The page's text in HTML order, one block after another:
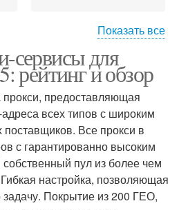
покупкой
Показать все
сервисы для
рейтинг и обзор
предоставляющая
всех типов с широким
Все прокси в
с гарантированно высоким
пул из более чем
настройка, позволяющая
Покрытие из 200 ГЕО,